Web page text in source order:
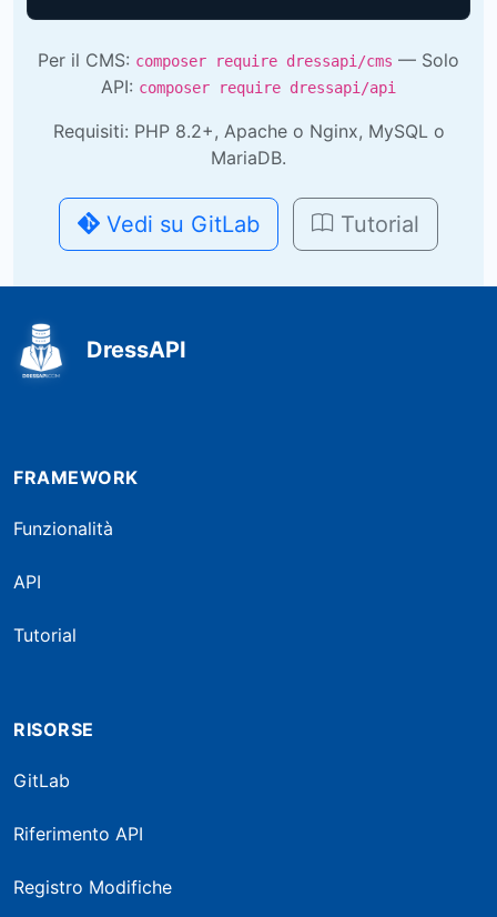
Per il CMS: composer require dressapi/cms — Solo
API: composer require dressapi/api
Requisiti: PHP 8.2+, Apache o Nginx, MySQL o
MariaDB.
Vedi su GitLab Tutorial
DressAPI
FRAMEWORK
Funzionalità
API
Tutorial
RISORSE
GitLab
Riferimento API
Registro Modifiche